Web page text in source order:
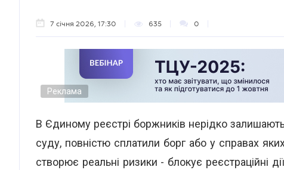
7 січня 2026, 17:30 635 0
Реклама
В Єдиному реєстрі боржників нерідко
суду, повністю сплатили борг або у справах
створює реальні ризики - блокує реєстраційні